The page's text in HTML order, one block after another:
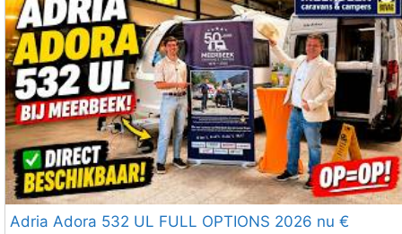
Adria Adora 532 UL FULL OPTIONS 2026 nu €